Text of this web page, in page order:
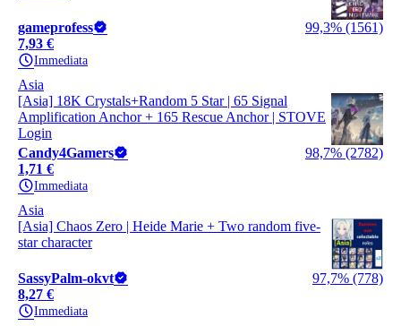
gameprofess
99,3% (1561)
7,93 €
Immediata
Asia
[Asia] 18K Crystals+Random 5 Star | 65 Signal
Amplification Anchor + 165 Rescue Anchor | STOVE
Login
Candy4Gamers
98,7% (2782)
1,71 €
Immediata
Asia
[Asia] Chaos Zero | Heide Marie + Two random five-
star character
SassyPalm-okvt
97,7% (778)
8,27 €
Immediata